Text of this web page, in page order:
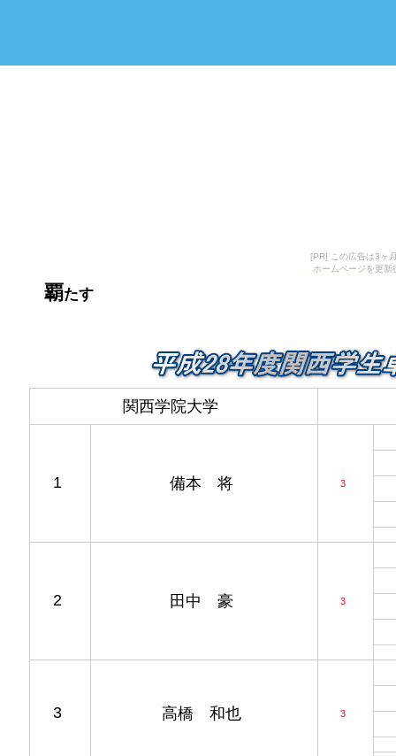
[PR] この広告は3ヶ
ホームページを更
覇たす
関西学院大学
1 備本 将 3
2 田中 豪 3
3 高橋 和也 3